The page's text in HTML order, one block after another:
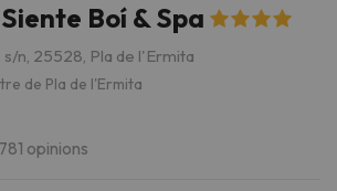
Boí & Spa
n, 25528, Pla de l'Ermita
de Pla de l'Ermita
opinions